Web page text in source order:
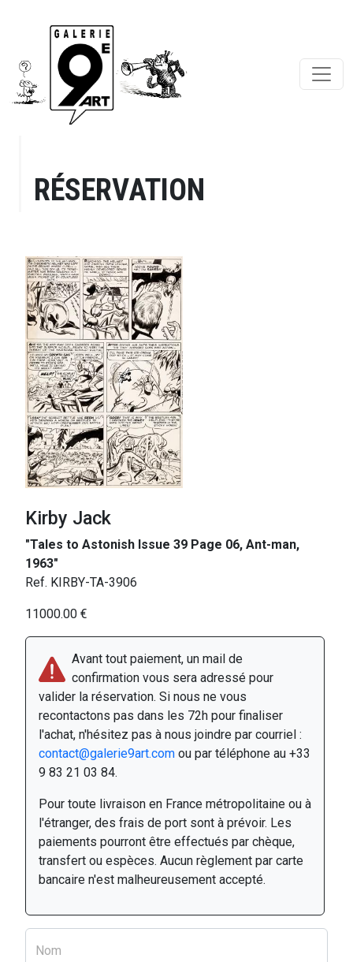
RÉSERVATION
Kirby Jack
"Tales to Astonish Issue 39 Page 06, Ant-man,
1963"
Ref. KIRBY-TA-3906
11000.00 €
Avant tout paiement, un mail de
confirmation vous sera adressé pour
valider la réservation. Si nous ne vous
recontactons pas dans les 72h pour finaliser
l'achat, n'hésitez pas à nous joindre par courriel :
contact@galerie9art.com ou par téléphone au +33
9 83 21 03 84.
Pour toute livraison en France métropolitaine ou à
l'étranger, des frais de port sont à prévoir. Les
paiements pourront être effectués par chèque,
transfert ou espèces. Aucun règlement par carte
bancaire n'est malheureusement accepté.
Nom